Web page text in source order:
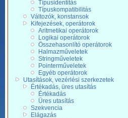
Típusidentitás
Típuskompatibilitás
Változók, konstansok
Kifejezések, operátorok
Aritmetikai operátorok
Logikai operátorok
Összehasonlító operátorok
Halmazműveletek
Stringműveletek
Pointerműveletek
Egyéb operátorok
Utasítások, vezérlési szerkezetek
Értékadás, üres utasítás
Értékadás
Üres utasítás
Szekvencia
Elágazás